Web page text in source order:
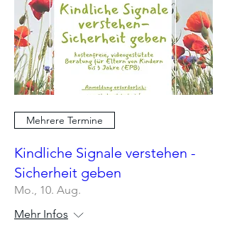
Mehrere Termine
Kindliche Signale verstehen -
Sicherheit geben
Mo., 10. Aug.
Mehr Infos